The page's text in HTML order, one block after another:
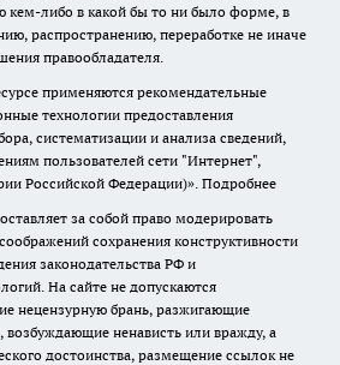
кем-либо в какой бы то ни было форме, в
распространению, переработке не иначе
правообладателя.
применяются рекомендательные
технологии предоставления
систематизации и анализа сведений,
пользователей сети "Интернет",
Российской Федерации)». Подробнее
за собой право модерировать
сохранения конструктивности
законодательства РФ и
На сайте не допускаются
нецензурную брань, разжигающие
ненависть или вражду, а
достоинства, размещение ссылок не